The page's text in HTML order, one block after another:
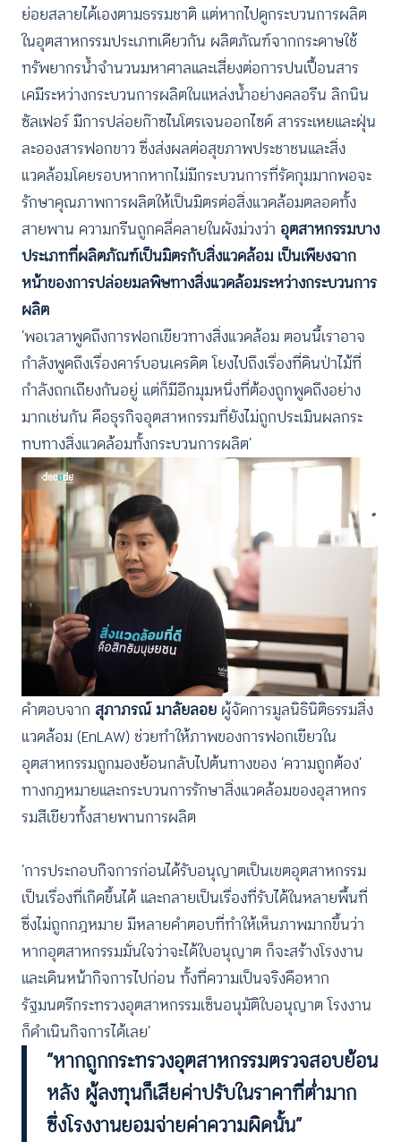
ย่อยสลายได้เองตามธรรมชาติ แต่หากไปดูกระบวนการผลิต
ในอุตสาหกรรมประเภทเดียวกัน ผลิตภัณฑ์จากกระดาษใช้
ทรัพยากรน้ำจำนวนมหาศาลและเสี่ยงต่อการปนเปื้อนสาร
เคมีระหว่างกระบวนการผลิตในแหล่งน้ำอย่างคลอรีน ลิกนิน
ซัลเฟอร์ มีการปล่อยก๊าซไนโตรเจนออกไซด์ สารระเหยและฝุ่น
ละอองสารฟอกขาว ซึ่งส่งผลต่อสุขภาพประชาชนและสิ่ง
แวดล้อมโดยรอบหากหากไม่มีกระบวนการที่รัดกุมมากพอจะ
รักษาคุณภาพการผลิตให้เป็นมิตรต่อสิ่งแวดล้อมตลอดทั้ง
สายพาน ความกรีนถูกคลี่คลายในผังม่วงว่า อุตสาหกรรมบาง
ประเภทที่ผลิตภัณฑ์เป็นมิตรกับสิ่งแวดล้อม เป็นเพียงฉาก
หน้าของการปล่อยมลพิษทางสิ่งแวดล้อมระหว่างกระบวนการ
ผลิต
‘พอเวลาพูดถึงการฟอกเขียวทางสิ่งแวดล้อม ตอนนี้เราอาจ
กำลังพูดถึงเรื่องคาร์บอนเครดิต โยงไปถึงเรื่องที่ดินป่าไม้ที่
กำลังถกเถียงกันอยู่ แต่ก็มีอีกมุมหนึ่งที่ต้องถูกพูดถึงอย่าง
มากเช่นกัน คือธุรกิจอุตสาหกรรมที่ยังไม่ถูกประเมินผลกระ
ทบทางสิ่งแวดล้อมทั้งกระบวนการผลิต’
คำตอบจาก สุภาภรณ์ มาลัยลอย ผู้จัดการมูลนิธินิติธรรมสิ่ง
แวดล้อม (EnLAW) ช่วยทำให้ภาพของการฟอกเขียวใน
อุตสาหกรรมถูกมองย้อนกลับไปต้นทางของ ‘ความถูกต้อง’
ทางกฎหมายและกระบวนการรักษาสิ่งแวดล้อมของอุสาหกร
รมสีเขียวทั้งสายพานการผลิต
‘การประกอบกิจการก่อนได้รับอนุญาตเป็นเขตอุตสาหกรรม
เป็นเรื่องที่เกิดขึ้นได้ และกลายเป็นเรื่องที่รับได้ในหลายพื้นที่
ซึ่งไม่ถูกกฎหมาย มีหลายคำตอบที่ทำให้เห็นภาพมากขึ้นว่า
หากอุตสาหกรรมมั่นใจว่าจะได้ใบอนุญาต ก็จะสร้างโรงงาน
และเดินหน้ากิจการไปก่อน ทั้งที่ความเป็นจริงคือหาก
รัฐมนตรีกระทรวงอุตสาหกรรมเซ็นอนุมัติใบอนุญาต โรงงาน
ก็ดำเนินกิจการได้เลย’
“หากถูกกระทรวงอุตสาหกรรมตรวจสอบย้อน
หลัง ผู้ลงทุนก็เสียค่าปรับในราคาที่ต่ำมาก
ซึ่งโรงงานยอมจ่ายค่าความผิดนั้น”